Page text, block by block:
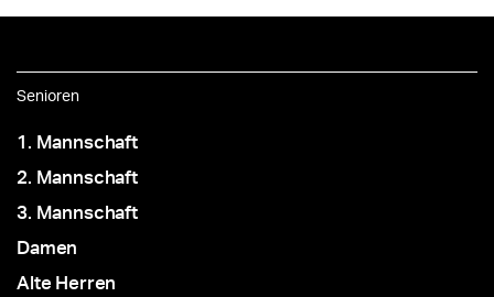
Senioren
1. Mannschaft
2. Mannschaft
3. Mannschaft
Damen
Alte Herren